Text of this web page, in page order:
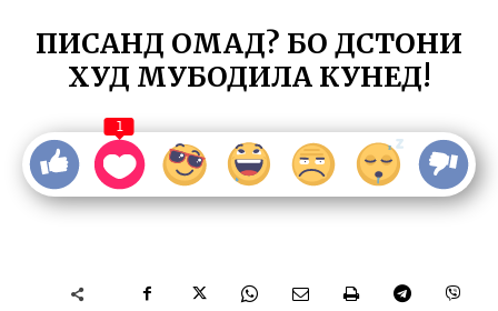
ПИСАНД ОМАД? БО ДӮСТОНИ
ХУД МУБОДИЛА КУНЕД!
1